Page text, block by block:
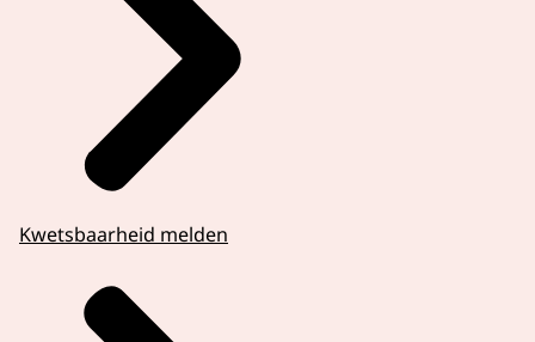
Kwetsbaarheid melden